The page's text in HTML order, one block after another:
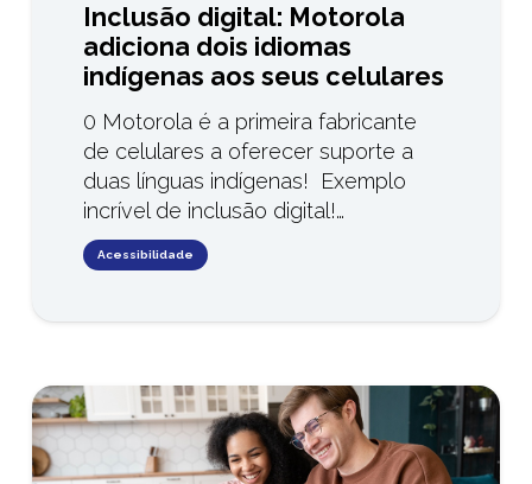
Inclusão digital: Motorola
adiciona dois idiomas
indígenas aos seus celulares
0 Motorola é a primeira fabricante
de celulares a oferecer suporte a
duas línguas indígenas! Exemplo
incrível de inclusão digital!…
Acessibilidade